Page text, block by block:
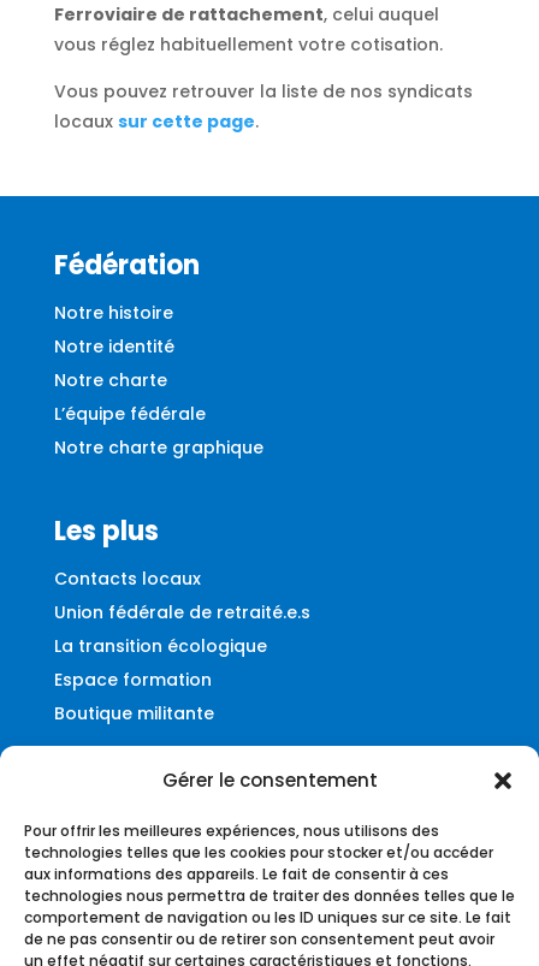
Gérer le consentement
Pour offrir les meilleures expériences, nous utilisons des
technologies telles que les cookies pour stocker et/ou accéder
aux informations des appareils. Le fait de consentir à ces
technologies nous permettra de traiter des données telles que le
comportement de navigation ou les ID uniques sur ce site. Le fait
de ne pas consentir ou de retirer son consentement peut avoir
un effet négatif sur certaines caractéristiques et fonctions.
Ferroviaire de rattachement, celui auquel
vous réglez habituellement votre cotisation.
Vous pouvez retrouver la liste de nos syndicats
locaux sur cette page.
Fédération
Notre histoire
Notre identité
Notre charte
L’équipe fédérale
Notre charte graphique
Les plus
Contacts locaux
Union fédérale de retraité.e.s
La transition écologique
Espace formation
Boutique militante
Contact
Fédération UNSA-Ferroviaire
56, rue du Faubourg Montmartre
75009 – Paris
federation@unsa-ferroviaire.org